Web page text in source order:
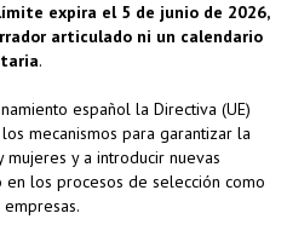
expira el 5 de junio de 2026,
articulado ni un calendario
.
español la Directiva (UE)
mecanismos para garantizar la
y a introducir nuevas
los procesos de selección como